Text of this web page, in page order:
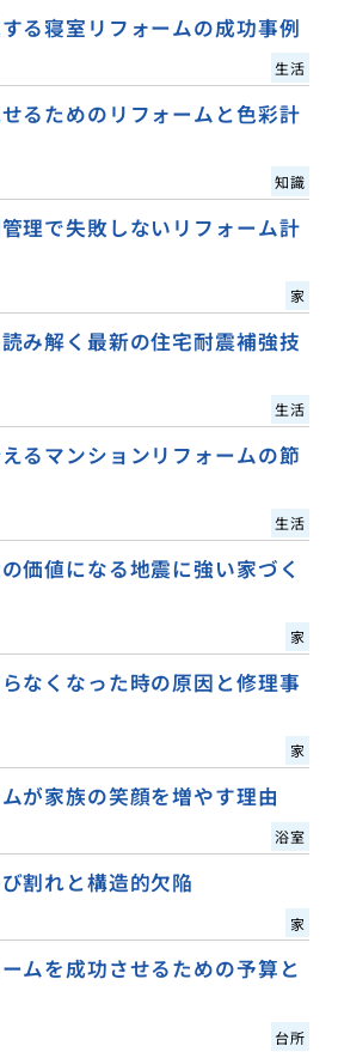
る寝室リフォームの成功事例
生活
るためのリフォームと色彩計
知識
理で失敗しないリフォーム計
家
み解く最新の住宅耐震補強技
生活
るマンションリフォームの節
生活
価値になる地震に強い家づく
家
なくなった時の原因と修理事
家
が家族の笑顔を増やす理由
浴室
割れと構造的欠陥
家
ムを成功させるための予算と
台所